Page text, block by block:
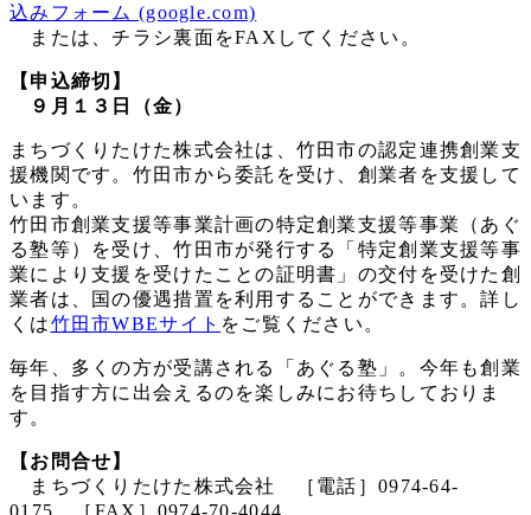
込みフォーム (google.com)
または、チラシ裏面をFAXしてください。
【申込締切】
９月１３日（金）
まちづくりたけた株式会社は、竹田市の認定連携創業支
援機関です。竹田市から委託を受け、創業者を支援して
います。
竹田市創業支援等事業計画の特定創業支援等事業（あぐ
る塾等）を受け、竹田市が発行する「特定創業支援等事
業により支援を受けたことの証明書」の交付を受けた創
業者は、国の優遇措置を利用することができます。詳し
くは竹田市WBEサイト をご覧ください。
毎年、多くの方が受講される「あぐる塾」。今年も創業
を目指す方に出会えるのを楽しみにお待ちしておりま
す。
【お問合せ】
まちづくりたけた株式会社 ［電話］0974-64-
0175 ［FAX］0974-70-4044